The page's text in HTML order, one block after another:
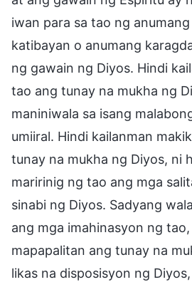
iwan para sa tao ng
katibayan o anumang
ng gawain ng Diyos. Hindi
tao ang tunay na mukha ng
maniniwala sa isang
umiiral. Hindi kailanman
tunay na mukha ng Diyos, ni
maririnig ng tao ang mga
sinabi ng Diyos. Sadyang
ang mga imahinasyon ng
mapapalitan ang tunay na
likas na disposisyon ng